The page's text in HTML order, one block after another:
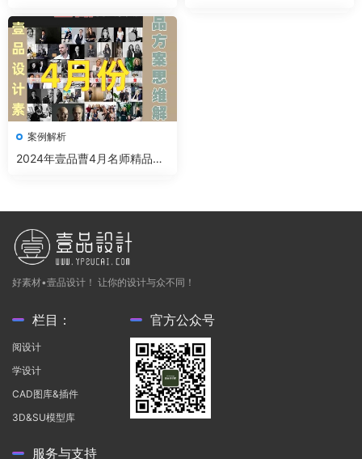
案例解析
2024年壹品曹4月名师精品案
好素材•壹品设计！ 让你的设计与众不同！
栏目：
阅设计
学设计
CAD图库&插件
3D&SU模型库
官方公众号
服务与支持